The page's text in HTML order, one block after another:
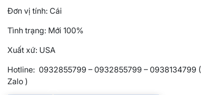
Đơn vị tính: Cái
Tình trạng: Mới 100%
Xuất xứ: USA
Hotline: 0932855799 – 0932855799 – 0938134799 (
Zalo )